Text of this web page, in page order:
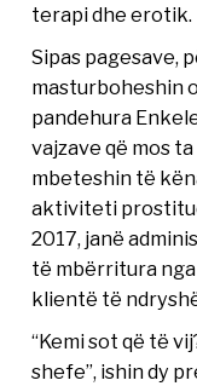
terapi dhe erotik.
Sipas pagesave,
masturboheshin
pandehura
vajzave që mos
mbeteshin të
aktiviteti
2017, janë
të mbërritura
klientë të
“Kemi sot që të
shefe”, ishin dy